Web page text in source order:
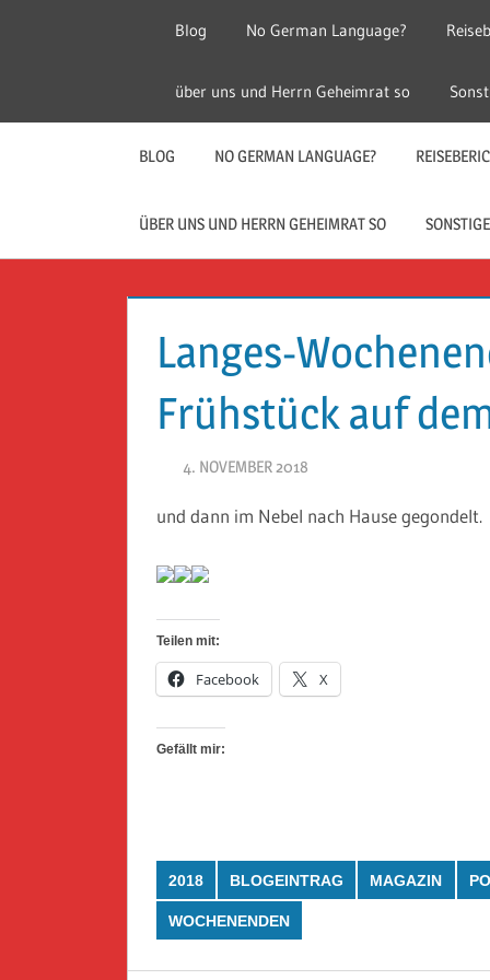
Reise
Guckloch
–
Geheimrat
auf
Reisen
Geheimrat
auf
Reisen
Blog No German Language?
über uns und Herrn Geheimrat so
BLOG NO GERMAN LANGUAGE?
ÜBER UNS UND HERRN GEHEIMRAT SO
Langes-
Frühstück auf
4. NOVEMBER 2018
und dann im Nebel nach Hause gegondelt.
Teilen mit:
Facebook X
Gefällt mir:
2018 BLOGEINTRAG MAGAZIN
WOCHENENDEN